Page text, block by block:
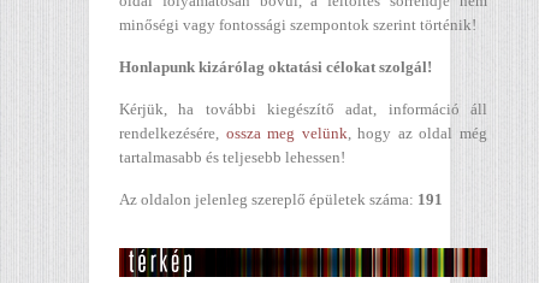
minőségi vagy fontossági szempontok szerint történik!
Honlapunk kizárólag oktatási célokat szolgál!
Kérjük, ha további kiegészítő adat, információ áll
rendelkezésére, ossza meg velünk, hogy az oldal még
tartalmasabb és teljesebb lehessen!
Az oldalon jelenleg szereplő épületek száma: 191